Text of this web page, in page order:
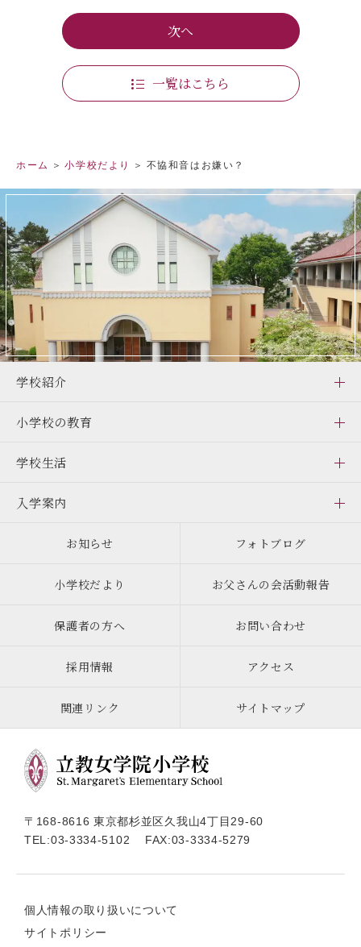
一覧はこちら
次へ
ホーム 小学校だより 不協和音はお嫌い？
学校紹介
小学校の教育
学校生活
入学案内
お知らせ フォトブログ
小学校だより お父さんの会活動報告
保護者の方へ お問い合わせ
採用情報 アクセス
関連リンク サイトマップ
〒168-8616 東京都杉並区久我山4丁目29-60
TEL:03-3334-5102 FAX:03-3334-5279
個人情報の取り扱いについて
サイトポリシー